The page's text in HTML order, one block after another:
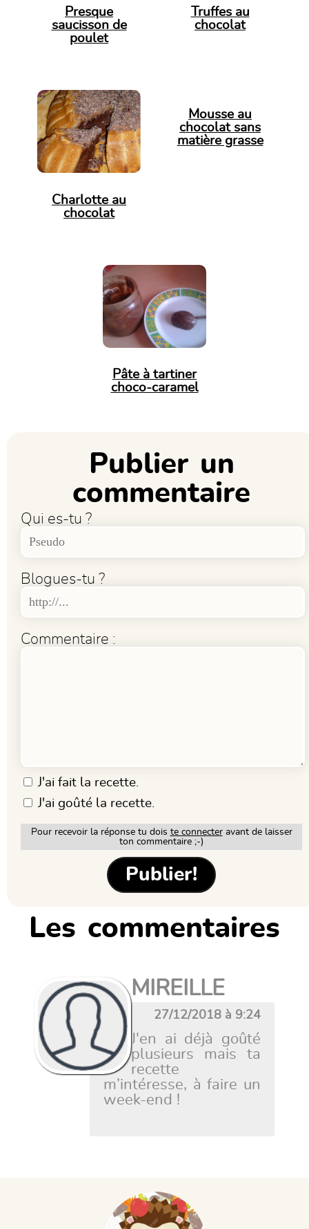
Presque
saucisson de
poulet
Truffes au
chocolat
Charlotte au
chocolat
Mousse au
chocolat sans
matière grasse
Pâte à tartiner
choco-caramel
Publier un
commentaire
Qui es-tu ?
Blogues-tu ?
Commentaire :
J'ai fait la recette.
J'ai goûté la recette.
Pour recevoir la réponse tu dois te connecteravant de laisser
ton commentaire ;-)
Les commentaires
MIREILLE
27/12/2018 à 9:24
J'en ai déjà goûté
plusieurs mais ta
recette
m’intéresse, à faire un
week-end !